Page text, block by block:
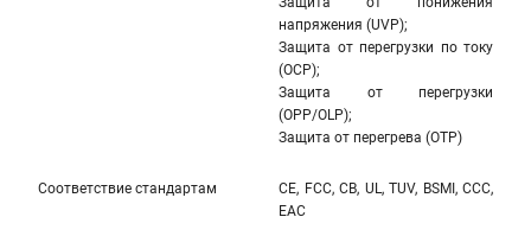
напряжения (UVP);
Защита от перегрузки по току
(OCP);
Защита от перегрузки
(OPP/OLP);
Защита от перегрева (OTP)
Соответствие стандартам
CE, FCC, CB, UL, TUV, BSMI, CCC,
EAC